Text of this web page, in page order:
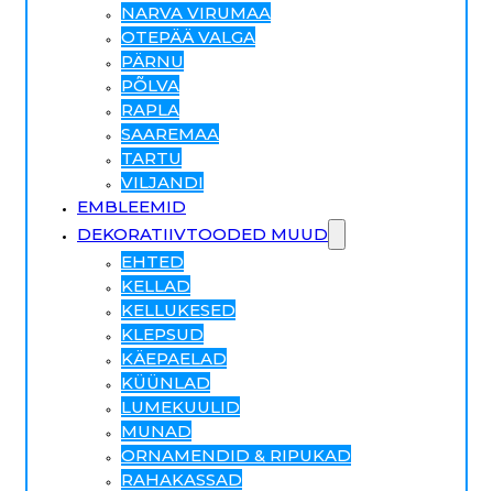
NARVA VIRUMAA
OTEPÄÄ VALGA
PÄRNU
PÕLVA
RAPLA
SAAREMAA
TARTU
VILJANDI
EMBLEEMID
DEKORATIIVTOODED MUUD
EHTED
KELLAD
KELLUKESED
KLEPSUD
KÄEPAELAD
KÜÜNLAD
LUMEKUULID
MUNAD
ORNAMENDID & RIPUKAD
RAHAKASSAD